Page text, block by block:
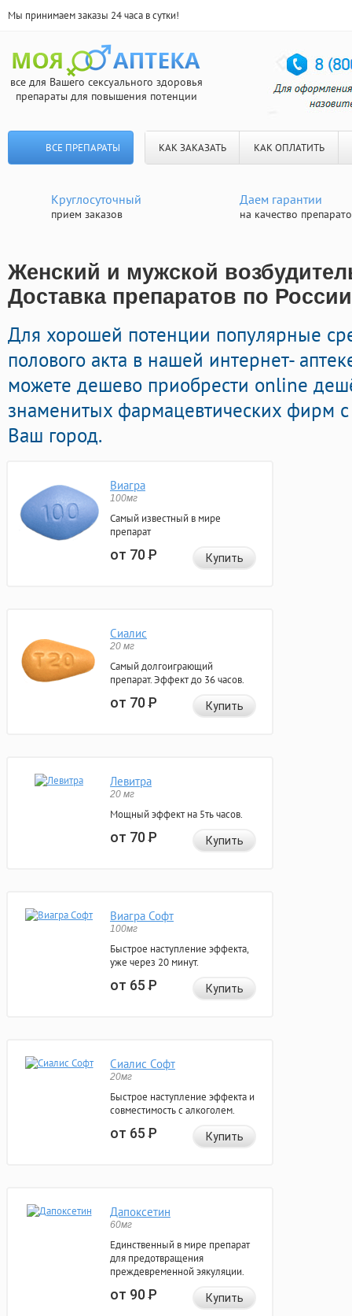
Мы принимаем заказы 24 часа в сутки!
все для Вашего сексуального здоровья
препараты для повышения потенции
ВСЕ ПРЕПАРАТЫ КАК ЗАКАЗАТЬ КАК ОПЛАТИТЬ
Круглосуточный
прием заказов
Даем гарантии
на качество
Женский и мужской
Доставка препаратов по России
Для хорошей потенции популярные
полового акта в нашей интернет-
можете дешево приобрести online
знаменитых фармацевтических фирм
Ваш город.
Виагра
100мг
Самый известный в мире
препарат
от 70Р Купить
Сиалис
20 мг
Самый долгоиграющий
препарат. Эффект до 36 часов.
от 70Р Купить
Левитра
20 мг
Мощный эффект на 5ть часов.
от 70Р Купить
Виагра Софт
100мг
Быстрое наступление эффекта,
уже через 20 минут.
от 65Р Купить
Сиалис Софт
20мг
Быстрое наступление эффекта и
совместимость с алкоголем.
от 65Р Купить
Дапоксетин
60мг
Единственный в мире препарат
для предотвращения
преждевременной эякуляции.
от 90Р Купить